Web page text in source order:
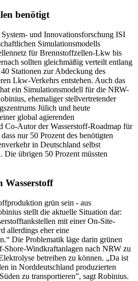
benötigt
und Innovationsforschung ISI
Simulationsmodells
für Brennstoffzellen-Lkw bis
sollten gleichmäßig verteilt entlang
Stationen zur Abdeckung des
Lkw-Verkehrs entstehen. Auch das
ein Simulationsmodell für die NRW-
ehemaliger stellvertretender
Jülich und heute
global agierenden
Co-Autor der Wasserstoff-Roadmap für
nur 50 Prozent des benötigten
in Deutschland selbst
Die übrigen 50 Prozent müssten
Wasserstoff
grün sein - aus
stellt die aktuelle Situation dar:
mit einer On-Site-
allerdings eher eine
Die Problematik läge darin grünen
Shore-Windkraftanlagen nach NRW zu
betreiben zu können. „Da ist
in Norddeutschland produzierten
zu transportieren”, sagt Robinius.